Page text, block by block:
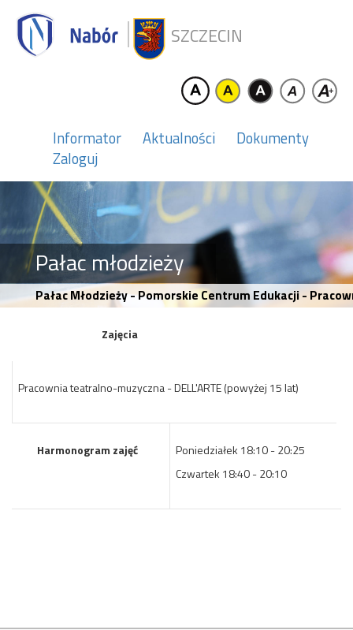
SZCZECIN
Informator Aktualności
Dokumenty
Zaloguj
Pałac młodzieży
Pałac Młodzieży - Pomorskie Centrum Edukacji -
Zajęcia
Pracownia teatralno-muzyczna - DELL'ARTE (powyżej 15 lat)
Harmonogram zajęć
Poniedziałek 18:10 - 20:25
Czwartek 18:40 - 20:10